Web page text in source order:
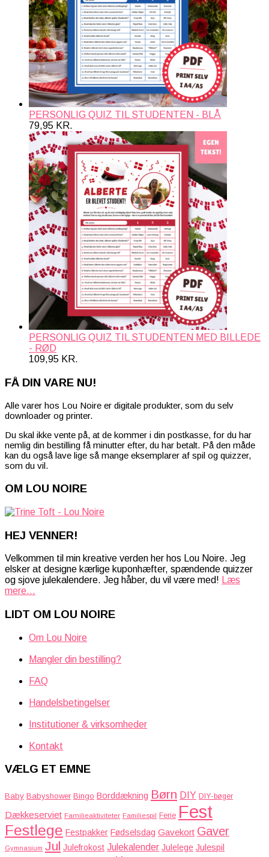
PERSONLIG QUIZ TIL STUDENTEN - BLÅ
79,95 KR.
PERSONLIG QUIZ TIL STUDENTEN MED BILLEDE
- RØD
109,95 KR.
FÅ DIN VARE NU!
Alle varer hos Lou Noire er digitale produkter, som du selv
downloader og printer.
Du skal ikke vente på, at de kommer i din postkasse, for du har
nemlig din bestilling få minutter efter, du har betalt. På den måde
kan du også lave lige så mange eksemplarer af spil og quizzer,
som du vil.
OM LOU NOIRE
HEJ VENNER!
Velkommen til min kreative verden her hos Lou Noire. Jeg
elsker at designe kærlige kuponhæfter, spændende quizzer
og sjove julekalendere. Jeg håber, du vil være med!
Læs
mere...
LIDT OM LOU NOIRE
Om Lou Noire
Mangler din bestilling?
FAQ
Handelsbetingelser
Institutioner & virksomheder
Kontakt
VÆLG ET EMNE
Baby Babyshower Bingo Borddækning Børn DIY DIY-bøger
Dækkeserviet Familieaktiviteter Familiespil Ferie Fest
Festlege Festpakker Fødselsdag Gavekort Gaver
Gymnasium Jul Julefrokost Julekalender Julelege Julespil